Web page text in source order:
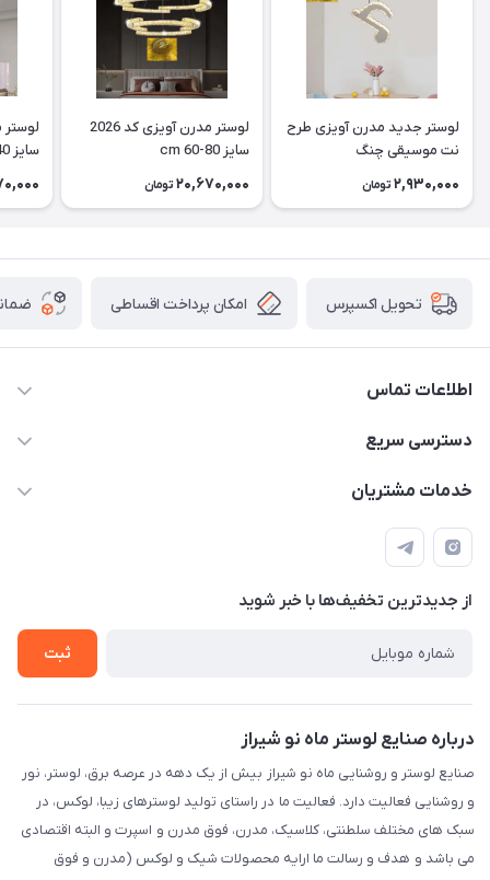
لوستر جدید مدرن آویزی طرح
نت موسیقی چنگ
2,930,000 تومان
لوستر مدرن آویزی کد 2026
سایز cm 60-80
20,670,000 تومان
سایز cm 40
تحویل اکسپرس امکان پرداخت اقساطی
اطلاعات تماس
09171115348
طبقه همکف واحد 131
دسترسی سریع
مجله فروشگاه
درباره ما
تماس با ما
خدمات مشتریان
قوانین و مقررات
حریم خصوصی
راهنما
از جدید‌ترین تخفیف‌ها با‌ خبر شوید
ثبت
درباره صنایع لوستر ماه نو شیراز
صنایع لوستر و روشنایی ماه نو شیراز بیش از یک دهه در عرصه برق، لوستر، نور
و روشنایی فعالیت دارد. فعالیت ما در راستای تولید لوسترهای زیبا، لوکس، در
سبک های مختلف سلطنتی، کلاسیک، مدرن، فوق مدرن و اسپرت و البته اقتصادی
می باشد و هدف و رسالت ما ارایه محصولات شیک و لوکس (مدرن و فوق